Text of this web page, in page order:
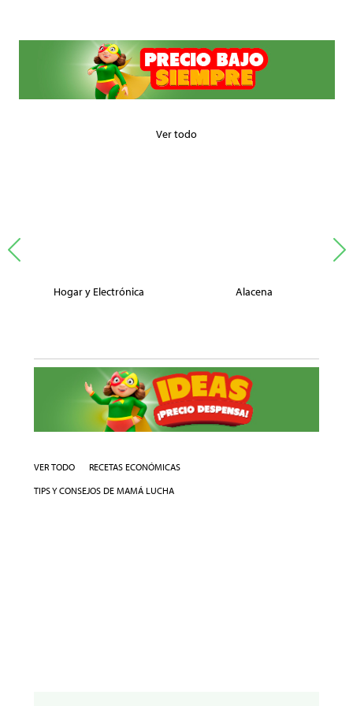
Ver todo
Hogar y Electrónica Alacena
VER TODO
RECETAS ECONÓMICAS
TIPS Y CONSEJOS DE MAMÁ LUCHA